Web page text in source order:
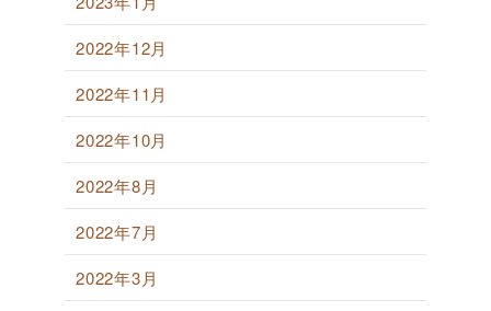
2022年12月
2022年11月
2022年10月
2022年8月
2022年7月
2022年3月